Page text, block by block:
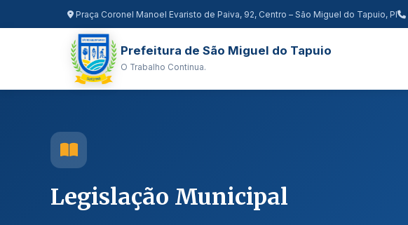
Praça Coronel Manoel Evaristo de Paiva, 92, Centro – São Miguel do Tapuio, PI
Prefeitura de São Miguel do Tapuio
O Trabalho Continua.
Legislação Municipal